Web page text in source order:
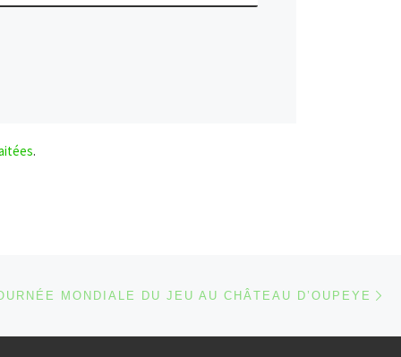
.
MONDIALE DU JEU AU CHÂTEAU D’OUPEYE